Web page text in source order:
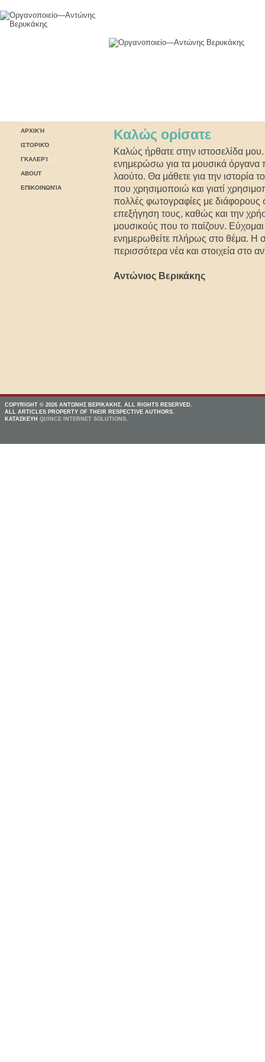
ΑΡΧΙΚΉ
ΙΣΤΟΡΙΚΌ
ΓΚΑΛΕΡΊ
ABOUT
ΕΠΙΚΟΙΝΩΝΊΑ
Καλώς ορίσατε
Καλώς ήρθατε στην ιστοσελίδα
ενημερώσω για τα μουσικά όργανα
λαούτο. Θα μάθετε για την ιστορία
που χρησιμοποιώ και γιατί
πολλές φωτογραφίες με
επεξήγηση τους, καθώς και την
μουσικούς που το παίζουν.
ενημερωθείτε πλήρως στο θέμα. Η
περισσότερα νέα και στοιχεία στο
Αντώνιος Βερικάκης
COPYRIGHT © 2026 ΑΝΤΩΝΗΣ ΒΕΡΙΚΑΚΗΣ. ALL RIGHTS RESERVED.
ALL ARTICLES PROPERTY OF THEIR RESPECTIVE AUTHORS.
ΚΑΤΑΣΚΕΥΗ QUINCE INTERNET SOLUTIONS.